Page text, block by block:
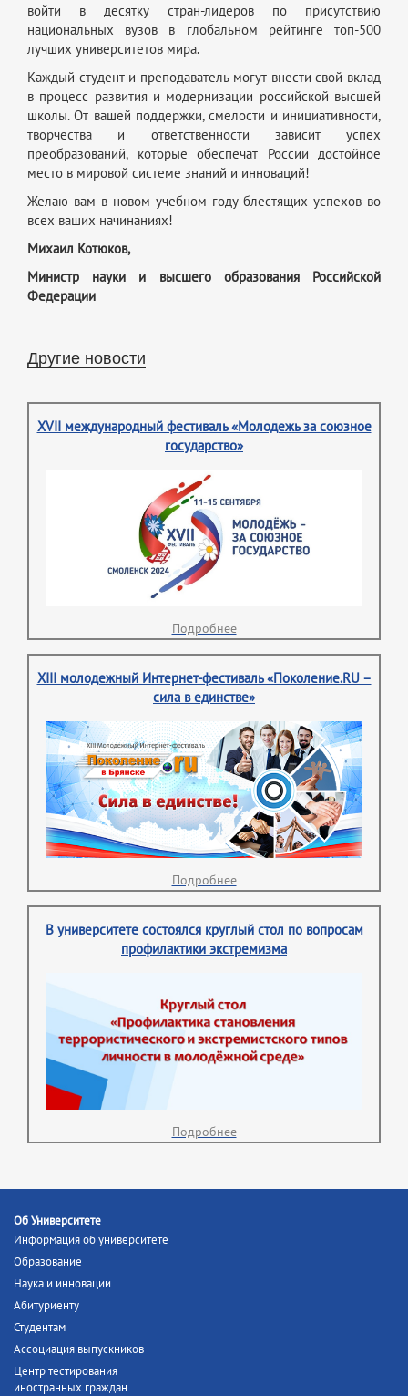
войти в десятку стран-лидеров по присутствию
национальных вузов в глобальном рейтинге топ-500
лучших университетов мира.
Каждый студент и преподаватель могут внести свой вклад
в процесс развития и модернизации российской высшей
школы. От вашей поддержки, смелости и инициативности,
творчества и ответственности зависит успех
преобразований, которые обеспечат России достойное
место в мировой системе знаний и инноваций!
Желаю вам в новом учебном году блестящих успехов во
всех ваших начинаниях!
Михаил Котюков,
Министр науки и высшего образования Российской
Федерации
Другие новости
XVII международный фестиваль «Молодежь за союзное
государство»
Подробнее
XIII молодежный Интернет-фестиваль «Поколение.RU –
сила в единстве»
Подробнее
В университете состоялся круглый стол по вопросам
профилактики экстремизма
Подробнее
Об Университете
Информация об университете
Образование
Наука и инновации
Абитуриенту
Студентам
Ассоциация выпускников
Центр тестирования
иностранных граждан